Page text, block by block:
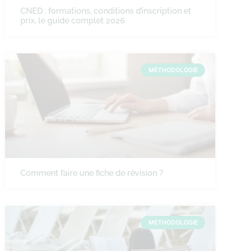
CNED : formations, conditions d’inscription et
prix, le guide complet 2026
MÉTHODOLOGIE
Comment faire une fiche de révision ?
MÉTHODOLOGIE